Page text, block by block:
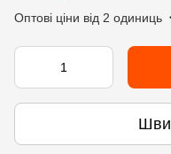
Оптові ціни від 2 одиниць